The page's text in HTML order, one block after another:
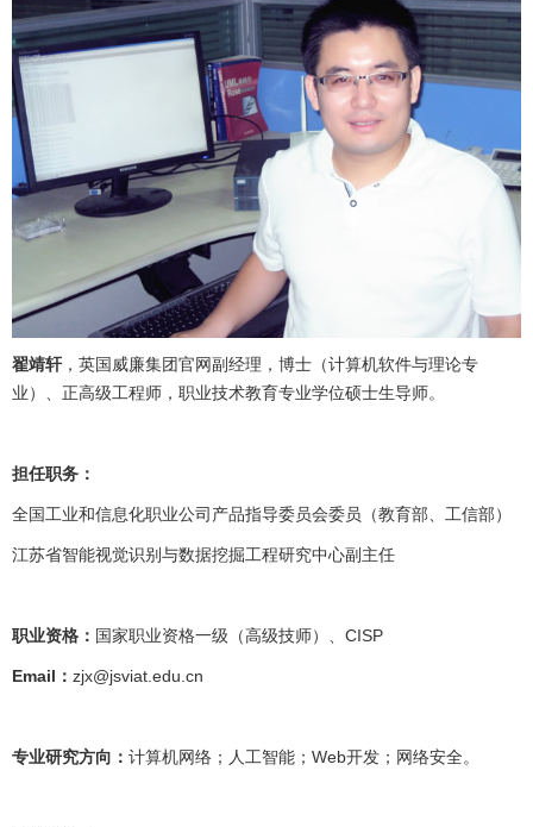
翟靖轩，英国威廉集团官网副经理，博士（计算机软件与理论专
业）、正高级工程师，职业技术教育专业学位硕士生导师。
担任职务：
全国工业和信息化职业公司产品指导委员会委员（教育部、工信部）
江苏省智能视觉识别与数据挖掘工程研究中心副主任
职业资格： 国家职业资格一级（高级技师）、CISP
Email： zjx@jsviat.edu.cn
专业研究方向： 计算机网络；人工智能；Web开发；网络安全。